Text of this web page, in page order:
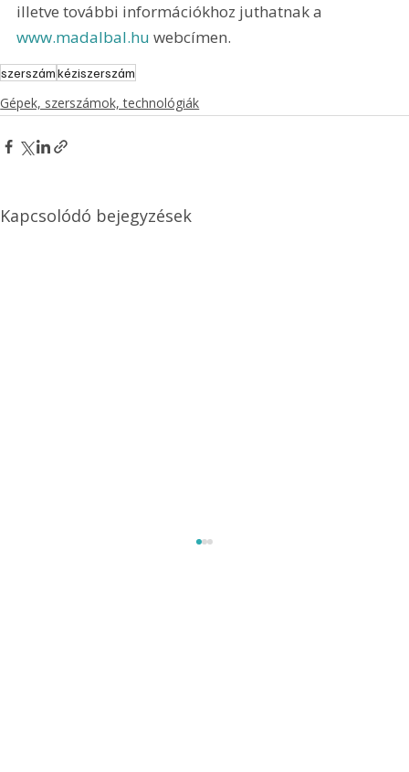
illetve további információkhoz juthatnak a
www.madalbal.hu webcímen.
szerszámkéziszerszám
Gépek, szerszámok, technológiák
Kapcsolódó bejegyzések